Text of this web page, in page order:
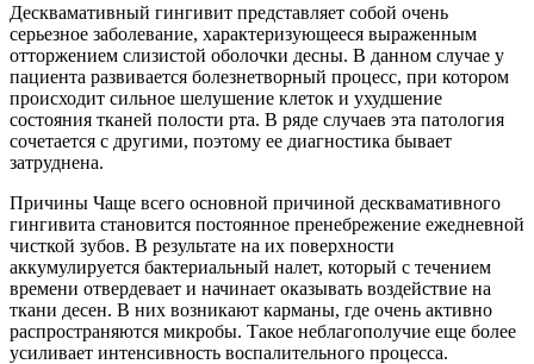
Десквамативный гингивит представляет собой очень
серьезное заболевание, характеризующееся выраженным
отторжением слизистой оболочки десны. В данном случае у
пациента развивается болезнетворный процесс, при котором
происходит сильное шелушение клеток и ухудшение
состояния тканей полости рта. В ряде случаев эта патология
сочетается с другими, поэтому ее диагностика бывает
затруднена.
Причины Чаще всего основной причиной десквамативного
гингивита становится постоянное пренебрежение ежедневной
чисткой зубов. В результате на их поверхности
аккумулируется бактериальный налет, который с течением
времени отвердевает и начинает оказывать воздействие на
ткани десен. В них возникают карманы, где очень активно
распространяются микробы. Такое неблагополучие еще более
усиливает интенсивность воспалительного процесса.